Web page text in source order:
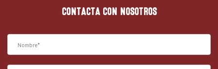
CONTACTA CON NOSOTROS